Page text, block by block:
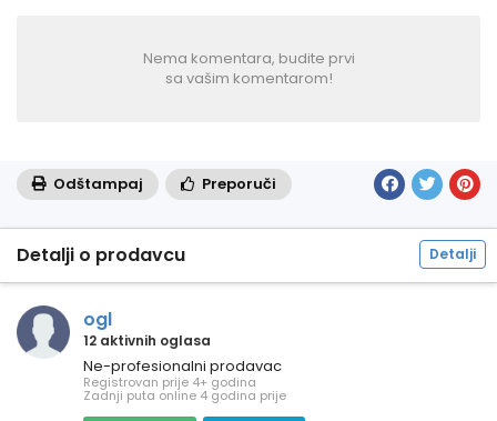
Nema komentara, budite prvi
sa vašim komentarom!
Odštampaj Preporuči
Detalji o prodavcu Detalji
ogl
12 aktivnih oglasa
Ne-profesionalni prodavac
Registrovan prije 4+ godina
Zadnji puta online 4 godina prije